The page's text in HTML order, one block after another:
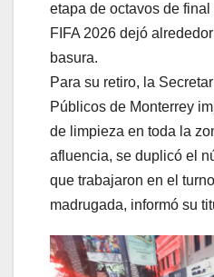
etapa de octavos de final
FIFA 2026 dejó
basura.
Para su retiro, la
Públicos de Monterrey
de limpieza en toda la
afluencia, se duplicó el
que trabajaron en el
madrugada, informó su